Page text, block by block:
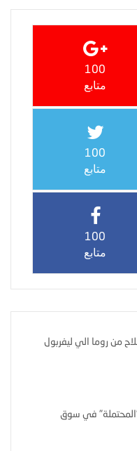
100
متابع
100
متابع
100
متابع
من روما الي ليفربول
في سوق